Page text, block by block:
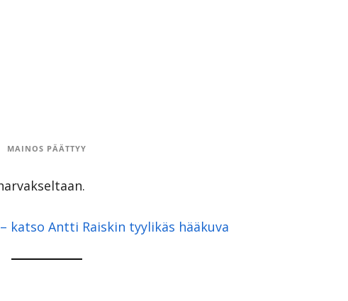
MAINOS PÄÄTTYY
katso Antti Raiskin tyylikäs hääkuva